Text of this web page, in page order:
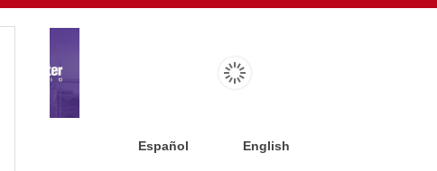
Español English